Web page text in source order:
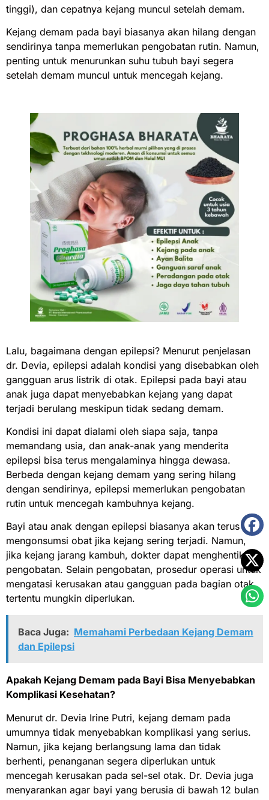
tinggi), dan cepatnya kejang muncul setelah demam.
Kejang demam pada bayi biasanya akan hilang dengan
sendirinya tanpa memerlukan pengobatan rutin. Namun,
penting untuk menurunkan suhu tubuh bayi segera
setelah demam muncul untuk mencegah kejang.
Lalu, bagaimana dengan epilepsi? Menurut penjelasan
dr. Devia, epilepsi adalah kondisi yang disebabkan oleh
gangguan arus listrik di otak. Epilepsi pada bayi atau
anak juga dapat menyebabkan kejang yang dapat
terjadi berulang meskipun tidak sedang demam.
Kondisi ini dapat dialami oleh siapa saja, tanpa
memandang usia, dan anak-anak yang menderita
epilepsi bisa terus mengalaminya hingga dewasa.
Berbeda dengan kejang demam yang sering hilang
dengan sendirinya, epilepsi memerlukan pengobatan
rutin untuk mencegah kambuhnya kejang.
Bayi atau anak dengan epilepsi biasanya akan terus
mengonsumsi obat jika kejang sering terjadi. Namun,
jika kejang jarang kambuh, dokter dapat menghentikan
pengobatan. Selain pengobatan, prosedur operasi untuk
mengatasi kerusakan atau gangguan pada bagian otak
tertentu mungkin diperlukan.
Baca Juga: Memahami Perbedaan Kejang Demam
dan Epilepsi
Apakah Kejang Demam pada Bayi Bisa Menyebabkan
Komplikasi Kesehatan?
Menurut dr. Devia Irine Putri, kejang demam pada
umumnya tidak menyebabkan komplikasi yang serius.
Namun, jika kejang berlangsung lama dan tidak
berhenti, penanganan segera diperlukan untuk
mencegah kerusakan pada sel-sel otak. Dr. Devia juga
menyarankan agar bayi yang berusia di bawah 12 bulan